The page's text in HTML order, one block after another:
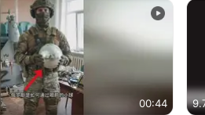
00:44